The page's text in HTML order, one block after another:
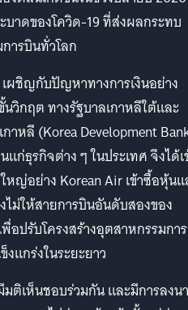
าดของโควิด-19 ที่ส่งผลกระทบ
ารบินทั่วโลก
ผชิญกับปัญหาทางการเงินอย่าง
นวิกฤต ทางรัฐบาลเกาหลีใต้และ
หลี (Korea Development
ก่ธุรกิจต่าง ๆ ในประเทศ จึงได้เ
ญ่อย่าง Korean Air เข้าซื้อหุ้น
ม่ให้สายการบินอันดับสองของ
อปรับโครงสร้างอุตสาหกรรมการ
แกร่งในระยะยาว
มติเห็นชอบร่วมกัน และมีการลงน